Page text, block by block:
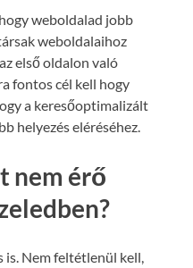
weboldalad jobb
weboldalaihoz
első oldalon való
fontos cél kell hogy
a keresőoptimalizált
helyezés eléréséhez.
nem érő
is. Nem feltétlenül kell,